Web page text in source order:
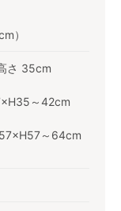
）
さ 35cm
～42cm
～64cm